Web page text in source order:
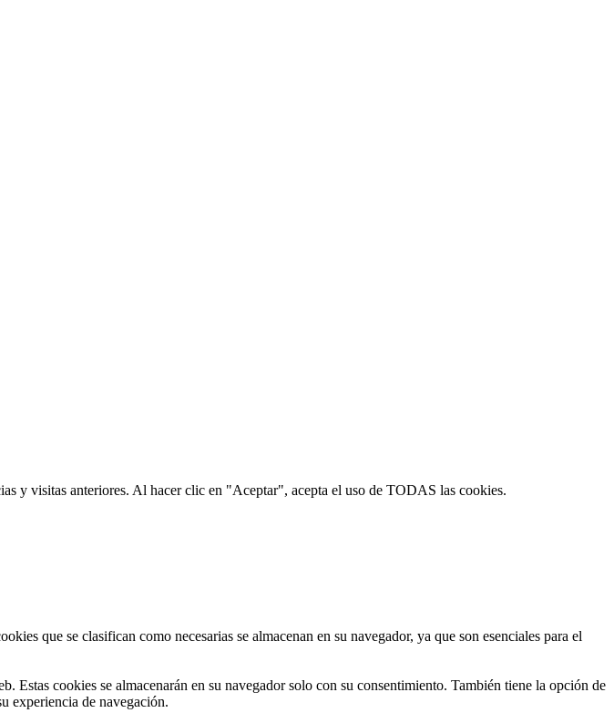
y visitas anteriores. Al hacer clic en "Aceptar", acepta el uso de TODAS las cookies.
que se clasifican como necesarias se almacenan en su navegador, ya que son esenciales para el
cookies se almacenarán en su navegador solo con su consentimiento. También tiene la opción de
experiencia de navegación.